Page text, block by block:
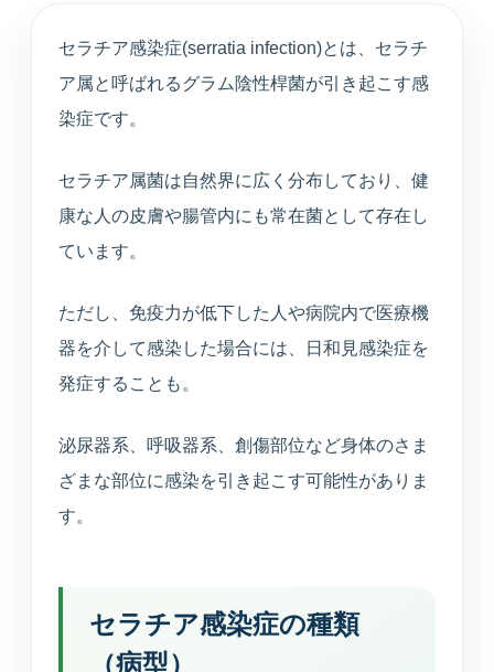
体質や生活背景に合わせて漢方治療を提案します。
不安や不眠、ストレスと身体症状を総合的に診ま
アンチエイジング
プラセンタや点滴療法など、健やかな加齢対策を支
健康診断
予防接種
けます。
セラチア感染症(serratia infection)とは、セラチ
ア属と呼ばれるグラム陰性桿菌が引き起こす感
染症です。
セラチア属菌は自然界に広く分布しており、健
康な人の皮膚や腸管内にも常在菌として存在し
ています。
ただし、免疫力が低下した人や病院内で医療機
器を介して感染した場合には、日和見感染症を
発症することも。
泌尿器系、呼吸器系、創傷部位など身体のさま
ざまな部位に感染を引き起こす可能性がありま
す。
セラチア感染症の種類
（病型）